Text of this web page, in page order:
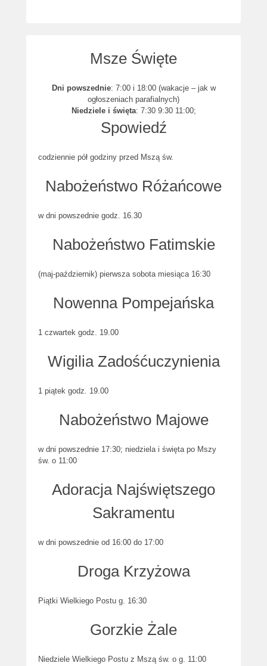
Msze Święte
Dni powszednie: 7:00 i 18:00 (wakacje – jak w
ogłoszeniach parafialnych)
Niedziele i święta: 7:30 9:30 11:00;
Spowiedź
codziennie pół godziny przed Mszą św.
Nabożeństwo Różańcowe
w dni powszednie godz. 16.30
Nabożeństwo Fatimskie
(maj-październik) pierwsza sobota miesiąca 16:30
Nowenna Pompejańska
1 czwartek godz. 19.00
Wigilia Zadośćuczynienia
1 piątek godz. 19.00
Nabożeństwo Majowe
w dni powszednie 17:30; niedziela i święta po Mszy
św. o 11:00
Adoracja Najświętszego
Sakramentu
w dni powszednie od 16:00 do 17:00
Droga Krzyżowa
Piątki Wielkiego Postu g. 16:30
Gorzkie Żale
Niedziele Wielkiego Postu z Mszą św. o g. 11:00